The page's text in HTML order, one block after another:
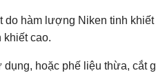
hàm lượng Niken tinh
khiết cao.
hoặc phế liệu thừa, cắt